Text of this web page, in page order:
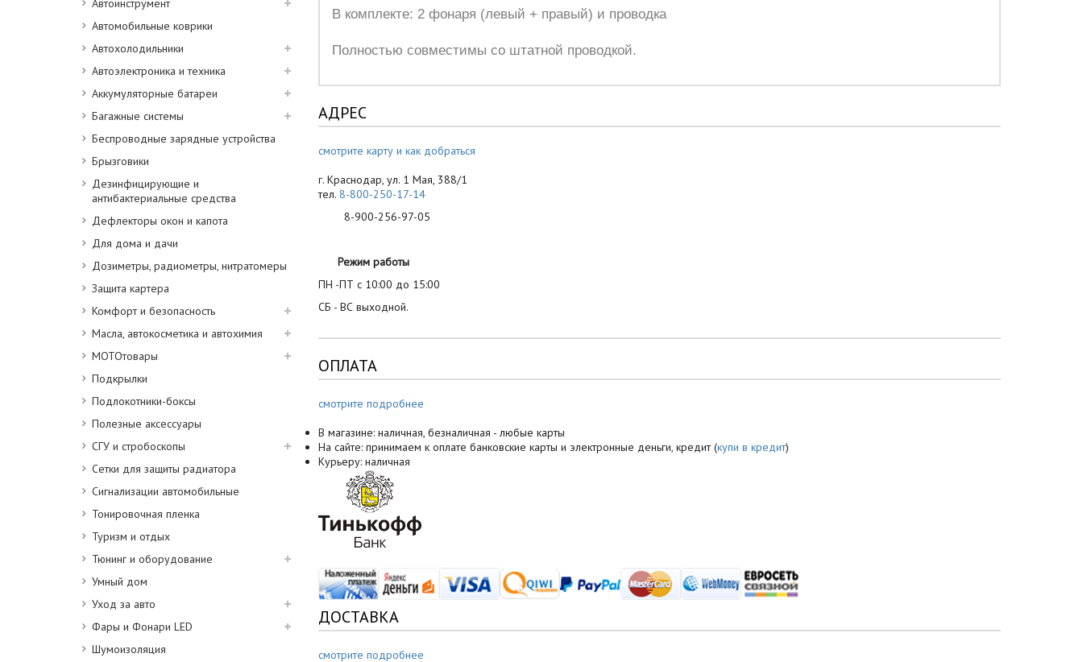
Автоинструмент
Автомобильные коврики
Автохолодильники
Автоэлектроника и техника
Аккумуляторные батареи
Багажные системы
Беспроводные зарядные устройства
Брызговики
Дезинфицирующие и
антибактериальные средства
Дефлекторы окон и капота
Для дома и дачи
Дозиметры, радиометры, нитратомеры
Защита картера
Комфорт и безопасность
Масла, автокосметика и автохимия
МОТОтовары
Подкрылки
Подлокотники-боксы
Полезные аксессуары
СГУ и стробоскопы
Сетки для защиты радиатора
Сигнализации автомобильные
Тонировочная пленка
Туризм и отдых
Тюнинг и оборудование
Умный дом
Уход за авто
Фары и Фонари LED
Шумоизоляция
В комплекте: 2 фонаря (левый + правый) и проводка
Полностью совместимы со штатной проводкой.
АДРЕС
смотрите карту и как добраться
г. Краснодар, ул. 1 Мая, 388/1
тел. 8-800-250-17-14
8-900-256-97-05
Режим работы
ПН -ПТ с 10:00 до 15:00
СБ - ВС выходной.
ОПЛАТА
смотрите подробнее
В магазине: наличная, безналичная - любые карты
На сайте: принимаем к оплате банковские карты и электронные деньги, кредит (купи в кредит)
Курьеру: наличная
ДОСТАВКА
смотрите подробнее